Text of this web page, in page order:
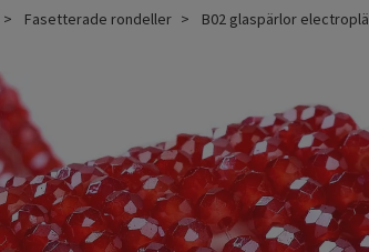
Fasetterade rondeller B02 glaspärlor